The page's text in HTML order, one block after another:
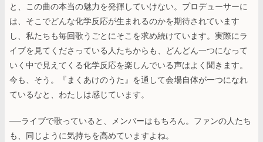
と、この曲の本当の魅力を発揮していけない。プロデューサーに
は、そこでどんな化学反応が生まれるのかを期待されています
し、私たちも毎回歌うごとにそこを求め続けています。実際にラ
イブを見てくださっている人たちからも、どんどん一つになって
いく中で見えてくる化学反応を楽しんでいる声はよく聞きます。
今も、そう。『まくあけのうた』を通して会場自体が一つになれ
ているなと、わたしは感じています。
──ライブで歌っていると、メンバーはもちろん。ファンの人たち
も、同じように気持ちを高めていますよね。